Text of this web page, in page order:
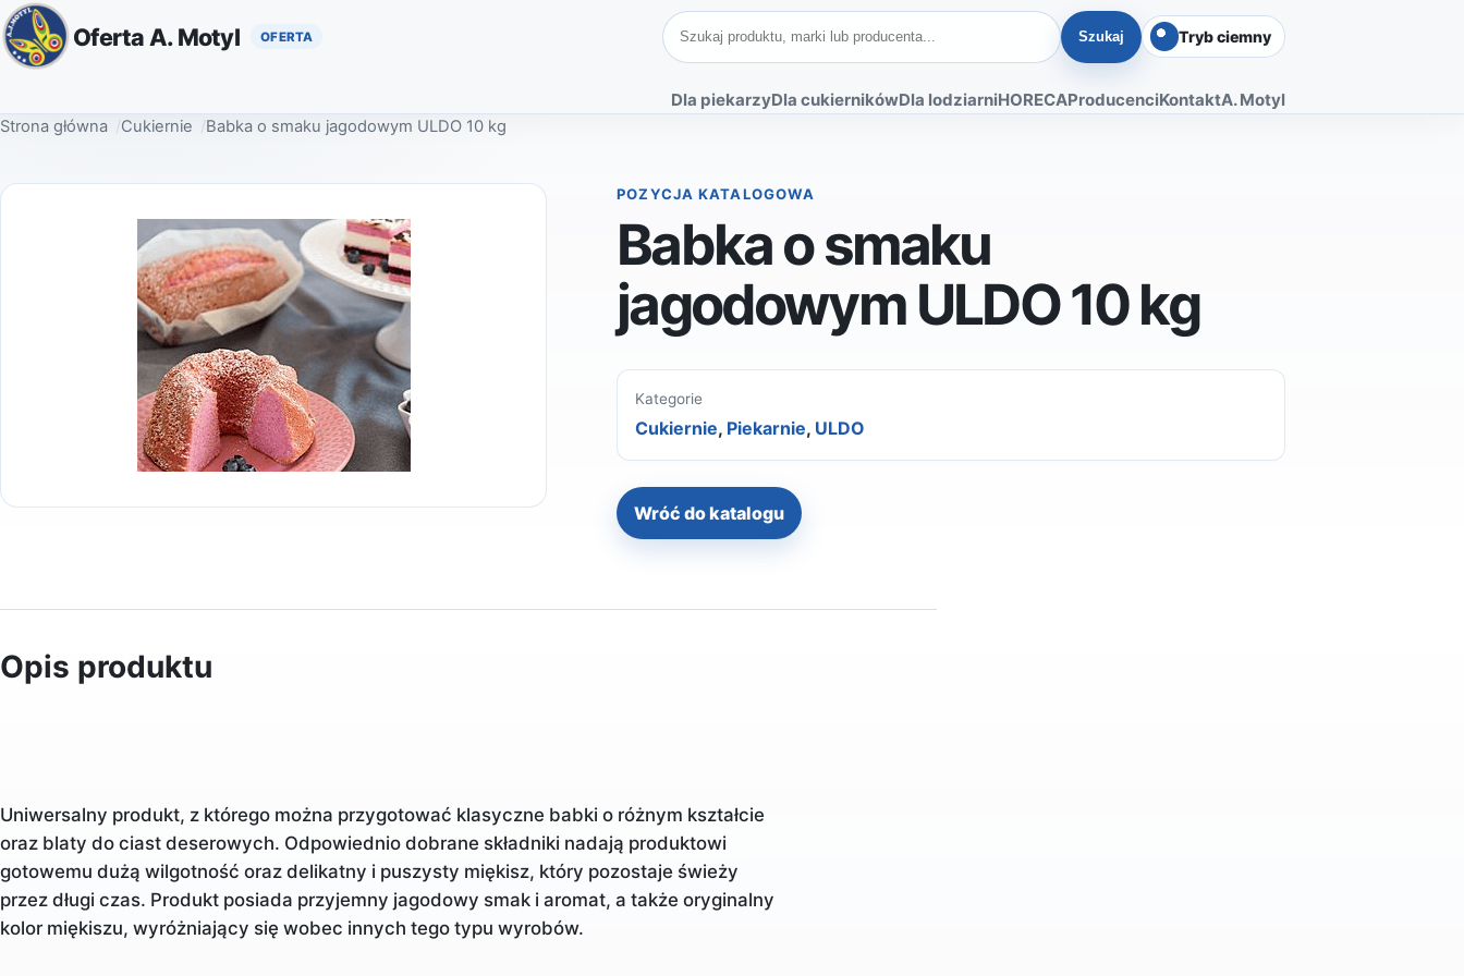
Oferta A. Motyl Szukaj produktów
Szukaj Tryb ciemny
Dla piekarzyDla cukiernikówDla lodziarniHORECAProducenciKontaktA. Motyl
Strona główna Cukiernie Babka o smaku jagodowym ULDO 10 kg
POZYCJA KATALOGOWA
Babka o smaku
jagodowym ULDO 10 kg
Kategorie
Cukiernie, Piekarnie, ULDO
Wróć do katalogu
Opis produktu
Uniwersalny produkt, z którego można przygotować klasyczne babki o różnym kształcie
oraz blaty do ciast deserowych. Odpowiednio dobrane składniki nadają produktowi
gotowemu dużą wilgotność oraz delikatny i puszysty miękisz, który pozostaje świeży
przez długi czas. Produkt posiada przyjemny jagodowy smak i aromat, a także oryginalny
kolor miękiszu, wyróżniający się wobec innych tego typu wyrobów.